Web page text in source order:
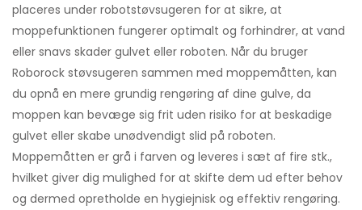
placeres under robotstøvsugeren for at sikre, at
moppefunktionen fungerer optimalt og forhindrer, at vand
eller snavs skader gulvet eller roboten. Når du bruger
Roborock støvsugeren sammen med moppemåtten, kan
du opnå en mere grundig rengøring af dine gulve, da
moppen kan bevæge sig frit uden risiko for at beskadige
gulvet eller skabe unødvendigt slid på roboten.
Moppemåtten er grå i farven og leveres i sæt af fire stk.,
hvilket giver dig mulighed for at skifte dem ud efter behov
og dermed opretholde en hygiejnisk og effektiv rengøring.